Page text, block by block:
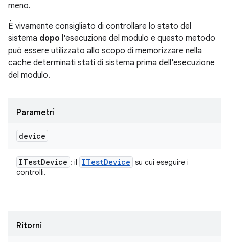
meno.
È vivamente consigliato di controllare lo stato del
sistema dopo l'esecuzione del modulo e questo metodo
può essere utilizzato allo scopo di memorizzare nella
cache determinati stati di sistema prima dell'esecuzione
del modulo.
Parametri
device
ITestDevice : il ITestDevice su cui eseguire i
controlli.
Ritorni